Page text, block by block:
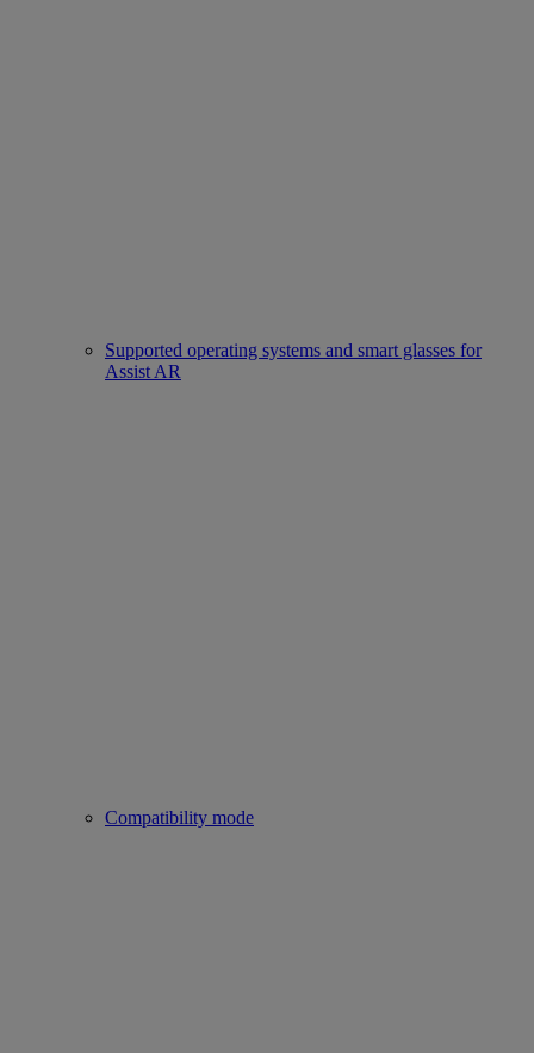
Supported operating systems and smart glasses for
Assist AR
Compatibility mode